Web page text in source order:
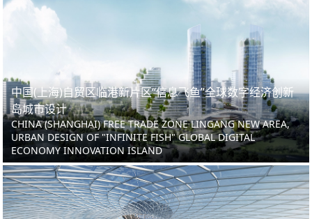
中国(上海)自贸区临港新片区“信息飞鱼”全球数字经济创新
岛城市设计
CHINA (SHANGHAI) FREE TRADE ZONE LINGANG NEW AREA,
URBAN DESIGN OF "INFINITE FISH" GLOBAL DIGITAL
ECONOMY INNOVATION ISLAND